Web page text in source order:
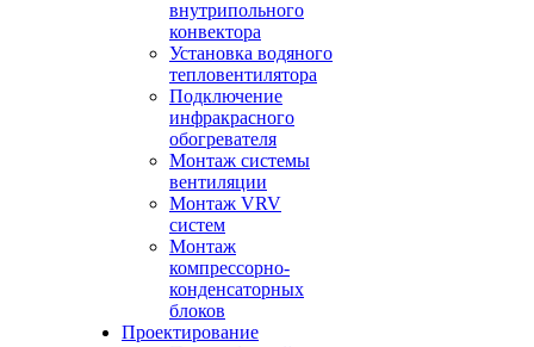
внутрипольного
конвектора
Установка водяного
тепловентилятора
Подключение
инфракрасного
обогревателя
Монтаж системы
вентиляции
Монтаж VRV
систем
Монтаж
компрессорно-
конденсаторных
блоков
Проектирование